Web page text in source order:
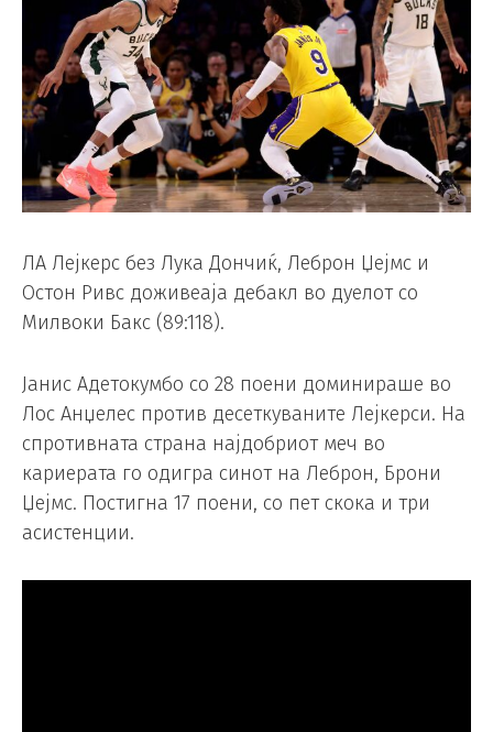
ЛА Лејкерс без Лука Дончиќ, Леброн Џејмс и
Остон Ривс доживеаја дебакл во дуелот со
Милвоки Бакс (89:118).
Јанис Адетокумбо со 28 поени доминираше во
Лос Анџелес против десеткуваните Лејкерси. На
спротивната страна најдобриот меч во
кариерата го одигра синот на Леброн, Брони
Џејмс. Постигна 17 поени, со пет скока и три
асистенции.